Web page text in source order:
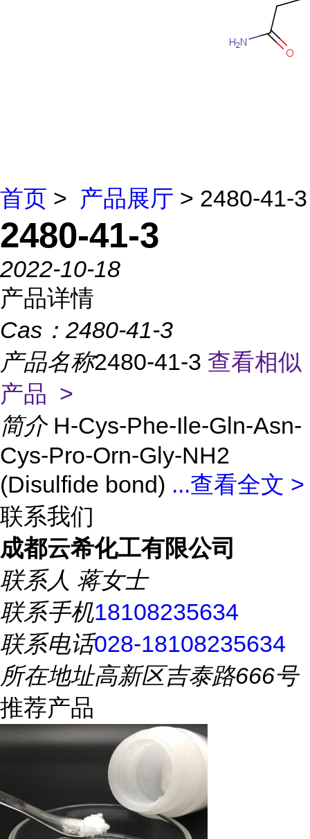
首页 > 产品展厅 > 2480-41-3
2480-41-3
2022-10-18
产品详情
Cas： 2480-41-3
产品名称2480-41-3 查看相似
产品 >
简介 H-Cys-Phe-Ile-Gln-Asn-
Cys-Pro-Orn-Gly-NH2
(Disulfide bond) ...查看全文 >
联系我们
成都云希化工有限公司
联系人 蒋女士
联系手机18108235634
联系电话028-18108235634
所在地址高新区吉泰路666号
推荐产品